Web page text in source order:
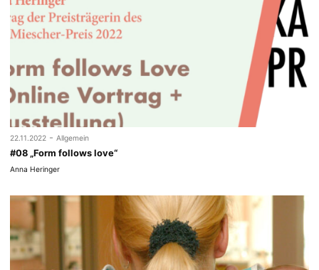
22.11.2022 - Allgemein
#08 „Form follows love“
Anna Heringer